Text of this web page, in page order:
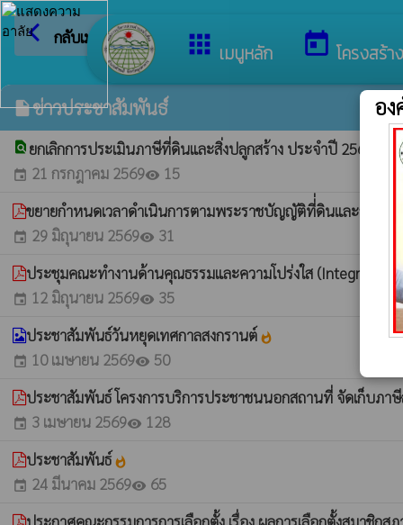
apps เมนูหลัก today โครงสร้า
arrow_back_ios กลับเมนูหลัก ยินดีต้อนรับสู่เว็
insert_drive_fileข่าวประชาสัมพันธ์
find_in_page ยกเลิกการประเมินภาษีที่ดินและสิ่งปลูกสร้าง ประจำปี 2569
event 21 กรกฎาคม 2569visibility 15
ขยายกำหนดเวลาดำเนินการตามพระราชบัญญัติที่่ดินและสิ่งปลู
event 29 มิถุนายน 2569visibility 31
ประชุมคณะทำงานด้านคุณธรรมและความโปร่งใส (Integrity
event 12 มิถุนายน 2569visibility 35
ประชาสัมพันธ์วันหยุดเทศกาลสงกรานต์ whatshot
event 10 เมษายน 2569visibility 50
ประชาสัมพันธ์ โครงการบริการประชาชนนอกสถานที่ จัดเก็บภ
event 3 เมษายน 2569visibility 128
ประชาสัมพันธ์ whatshot
event 24 มีนาคม 2569visibility 65
อ